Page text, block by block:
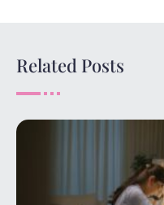
Related Posts